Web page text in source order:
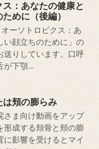
：あなたの健康と
めに（後編）
ーソトロピクス：あ
い顔立ちのために」の
送りしています。口呼
が下顎...
は頬の膨らみ
さま向け動画をアップ
形成する頬骨と頬の膨
に影響を受けるとマイ